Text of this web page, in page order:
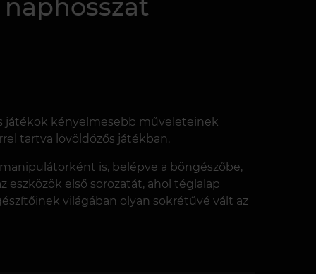
játékok kényelmesebb műveleteinek
tartva lövöldözős játékban.
is, belépve a böngészőbe,
eszközök első sorozatát, ahol téglalap
világában olyan sokrétűvé vált az